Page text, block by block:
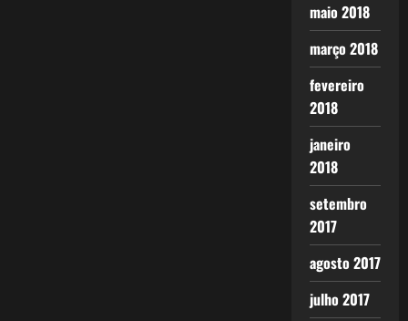
maio 2018
março 2018
fevereiro
2018
janeiro
2018
setembro
2017
agosto 2017
julho 2017